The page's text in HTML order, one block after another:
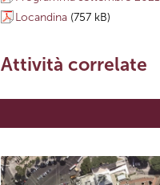
Locandina (757 kB)
Attività correlate